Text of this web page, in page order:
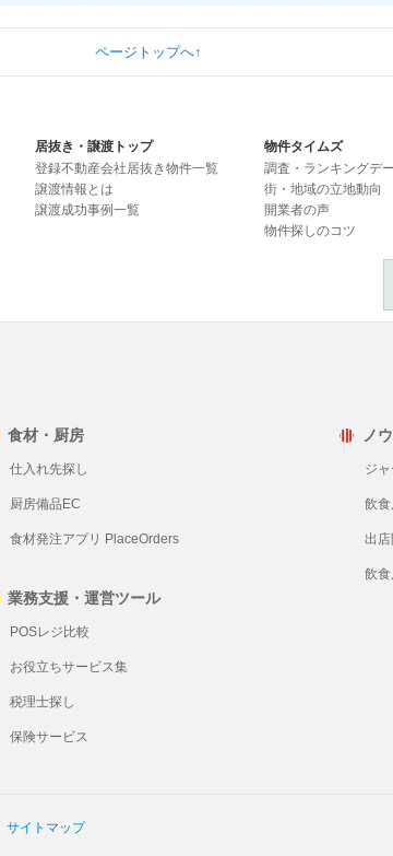
ページトップへ↑
居抜き・譲渡トップ
登録不動産会社居抜き物件一覧
譲渡情報とは
譲渡成功事例一覧
物件タイムズ
調査・ランキングデ
街・地域の立地動向
開業者の声
物件探しのコツ
食材・厨房
仕入れ先探し
厨房備品EC
食材発注アプリ PlaceOrders
業務支援・運営ツール
POSレジ比較
お役立ちサービス集
税理士探し
保険サービス
ノ
ジ
飲
出
飲
サイトマップ